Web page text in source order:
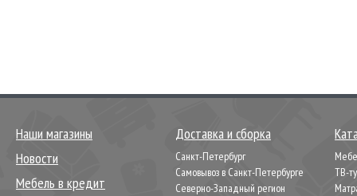
Наши магазины
Новости
Мебель в кредит
Доставка и сборка
Санкт-Петербург
Самовывоз в Санкт-Петербурге
Северно-Западный регион
ТВ-